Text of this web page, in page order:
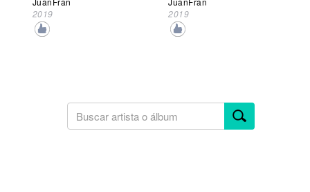
2019
2019